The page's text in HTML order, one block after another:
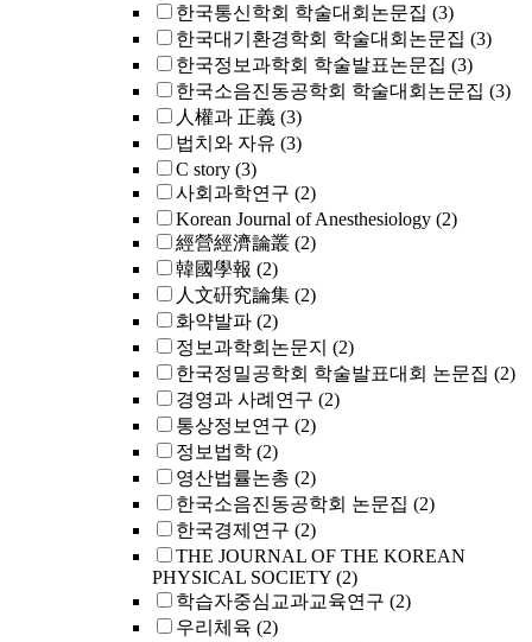
한국통신학회 학술대회논문집 (3)
한국대기환경학회 학술대회논문집 (3)
한국정보과학회 학술발표논문집 (3)
한국소음진동공학회 학술대회논문집 (3)
人權과 正義 (3)
법치와 자유 (3)
C story (3)
사회과학연구 (2)
Korean Journal of Anesthesiology (2)
經營經濟論叢 (2)
韓國學報 (2)
人文硏究論集 (2)
화약발파 (2)
정보과학회논문지 (2)
한국정밀공학회 학술발표대회 논문집 (2)
경영과 사례연구 (2)
통상정보연구 (2)
정보법학 (2)
영산법률논총 (2)
한국소음진동공학회 논문집 (2)
한국경제연구 (2)
THE JOURNAL OF THE KOREAN
PHYSICAL SOCIETY (2)
학습자중심교과교육연구 (2)
우리체육 (2)